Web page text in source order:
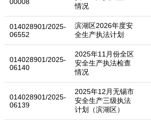
情况
014028901/2025-
06552
滨湖区2026年度安
全生产执法计划
014028901/2025-
06140
2025年11月份全区
安全生产执法检查
情况
014028901/2025-
06139
2025年12月无锡市
安全生产三级执法
计划（滨湖区）